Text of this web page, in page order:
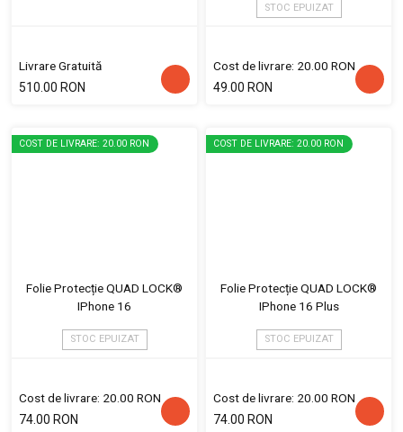
Livrare Gratuită
510.00 RON
STOC EPUIZAT
Cost de livrare: 20.00 RON
49.00 RON
COST DE LIVRARE: 20.00 RON
Folie Protecție QUAD LOCK®
IPhone 16
STOC EPUIZAT
Cost de livrare: 20.00 RON
74.00 RON
COST DE LIVRARE: 20.00 RON
Folie Protecție QUAD LOCK®
IPhone 16 Plus
STOC EPUIZAT
Cost de livrare: 20.00 RON
74.00 RON